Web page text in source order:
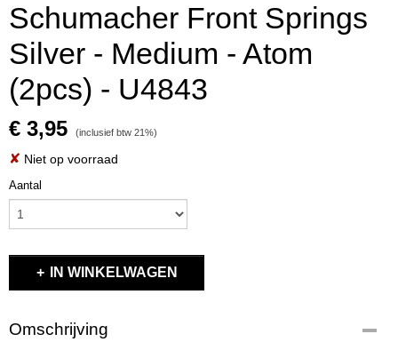
Schumacher Front Springs
Silver - Medium - Atom
(2pcs) - U4843
€ 3,95 (inclusief btw 21%)
✘ Niet op voorraad
Aantal
IN WINKELWAGEN
Omschrijving